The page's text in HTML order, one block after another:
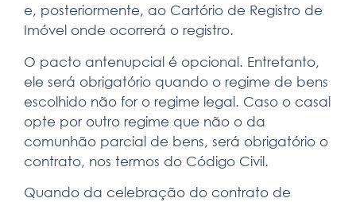
e, posteriormente, ao Cartório de Registro de
Imóvel onde ocorrerá o registro.
O pacto antenupcial é opcional. Entretanto,
ele será obrigatório quando o regime de bens
escolhido não for o regime legal. Caso o casal
opte por outro regime que não o da
comunhão parcial de bens, será obrigatório o
contrato, nos termos do Código Civil.
Quando da celebração do contrato de